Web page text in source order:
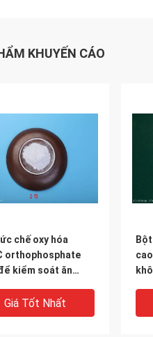
KHUYẾN CÁO
chế oxy hóa
orthophosphate
kiểm soát ăn
Giá Tốt Nhất